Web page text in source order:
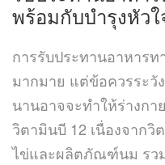
พร้อมกับบำรุงหัว
การรับประทานอาหาร
มากมาย แต่ข้อควรระวั
นานอาจจะทำให้ร่างก
วิตามินบี 12 เนื่องจากวิ
ไข่และผลิตภัณฑ์นม รว